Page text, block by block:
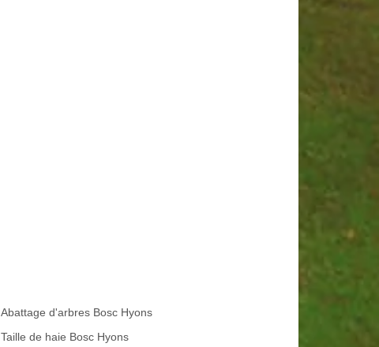
Abattage d'arbres Bosc Hyons
Taille de haie Bosc Hyons